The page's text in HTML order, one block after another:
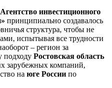
инвестиционного
принципиально создавалось
структура, чтобы не
испытывая все трудности
– регион за
подходу Ростовская область
зарубежных компаний,
на юге России по